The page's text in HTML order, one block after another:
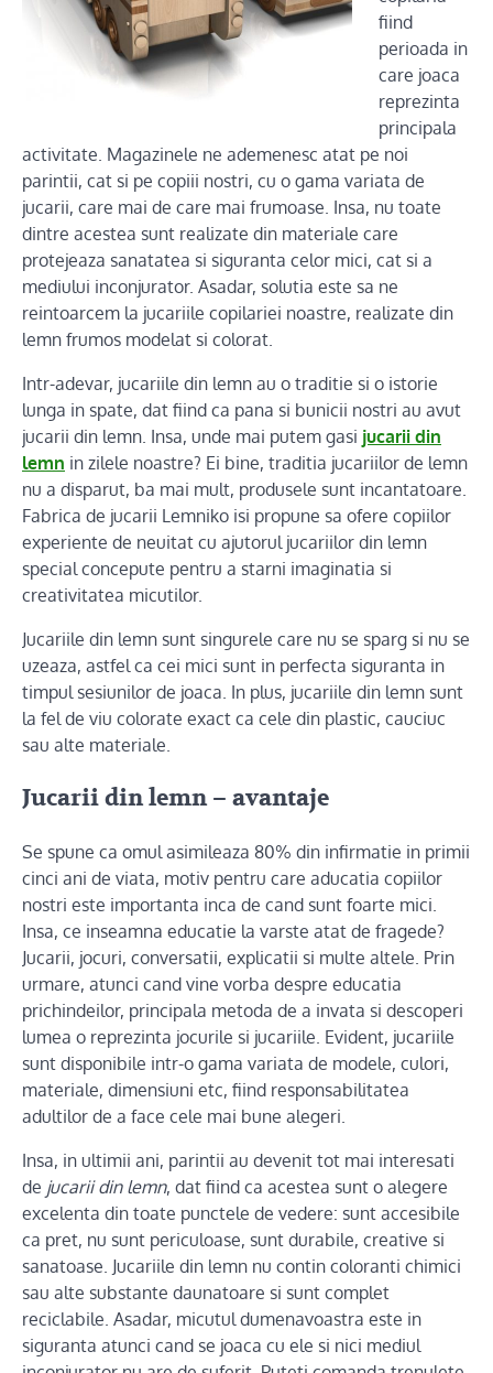
fiind
perioada in
care joaca
reprezinta
principala
activitate. Magazinele ne ademenesc atat pe noi
parintii, cat si pe copiii nostri, cu o gama variata de
jucarii, care mai de care mai frumoase. Insa, nu toate
dintre acestea sunt realizate din materiale care
protejeaza sanatatea si siguranta celor mici, cat si a
mediului inconjurator. Asadar, solutia este sa ne
reintoarcem la jucariile copilariei noastre, realizate din
lemn frumos modelat si colorat.
Intr-adevar, jucariile din lemn au o traditie si o istorie
lunga in spate, dat fiind ca pana si bunicii nostri au avut
jucarii din lemn. Insa, unde mai putem gasi jucarii din
lemn in zilele noastre? Ei bine, traditia jucariilor de lemn
nu a disparut, ba mai mult, produsele sunt incantatoare.
Fabrica de jucarii Lemniko isi propune sa ofere copiilor
experiente de neuitat cu ajutorul jucariilor din lemn
special concepute pentru a starni imaginatia si
creativitatea micutilor.
Jucariile din lemn sunt singurele care nu se sparg si nu se
uzeaza, astfel ca cei mici sunt in perfecta siguranta in
timpul sesiunilor de joaca. In plus, jucariile din lemn sunt
la fel de viu colorate exact ca cele din plastic, cauciuc
sau alte materiale.
Jucarii din lemn – avantaje
Se spune ca omul asimileaza 80% din infirmatie in primii
cinci ani de viata, motiv pentru care aducatia copiilor
nostri este importanta inca de cand sunt foarte mici.
Insa, ce inseamna educatie la varste atat de fragede?
Jucarii, jocuri, conversatii, explicatii si multe altele. Prin
urmare, atunci cand vine vorba despre educatia
prichindeilor, principala metoda de a invata si descoperi
lumea o reprezinta jocurile si jucariile. Evident, jucariile
sunt disponibile intr-o gama variata de modele, culori,
materiale, dimensiuni etc, fiind responsabilitatea
adultilor de a face cele mai bune alegeri.
Insa, in ultimii ani, parintii au devenit tot mai interesati
de jucarii din lemn, dat fiind ca acestea sunt o alegere
excelenta din toate punctele de vedere: sunt accesibile
ca pret, nu sunt periculoase, sunt durabile, creative si
sanatoase. Jucariile din lemn nu contin coloranti chimici
sau alte substante daunatoare si sunt complet
reciclabile. Asadar, micutul dumenavoastra este in
siguranta atunci cand se joaca cu ele si nici mediul